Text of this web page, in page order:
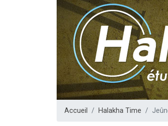
Accueil Halakha Time